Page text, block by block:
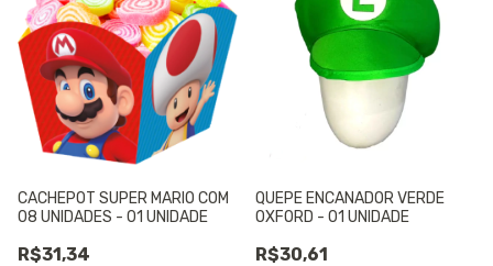
CACHEPOT SUPER MARIO COM
08 UNIDADES - 01 UNIDADE
R$31,34
QUEPE ENCANADOR VERDE
OXFORD - 01 UNIDADE
R$30,61